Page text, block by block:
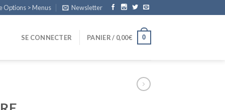
Options > Menus Newsletter
SE CONNECTER PANIER / 0,00€ 0